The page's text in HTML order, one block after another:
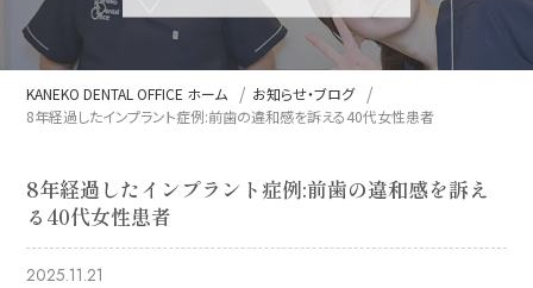
KANEKO DENTAL OFFICE ホーム
お知らせ・ブログ
8年経過したインプラント症例:前歯の違和感を訴える40代女性患者
8年経過したインプラント症例:前歯の違和感を訴え
る40代女性患者
2025.11.21